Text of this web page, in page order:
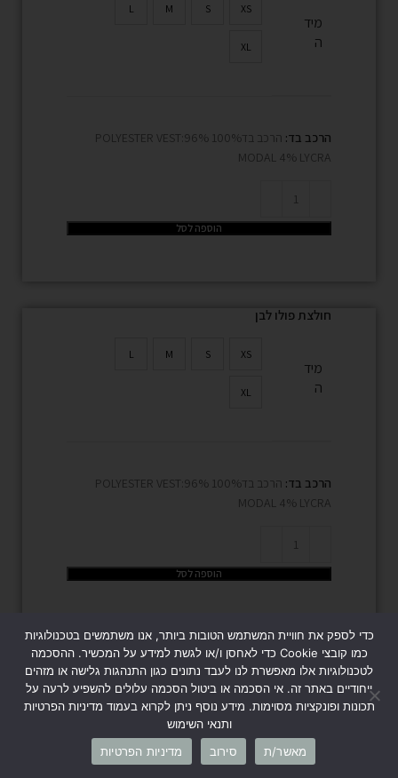
מיד
ה
XS
S
M
L
XL
הרכב בד:
הרכב בד100% POLYESTER VEST:96%
MODAL 4% LYCRA
הוספה לסל
חולצת פולו לבן
מיד
ה
XS
S
M
L
XL
הרכב בד:
הרכב בד100% POLYESTER VEST:96%
MODAL 4% LYCRA
הוספה לסל
שמלת בייסיק בז’
מיד
M
XL
כדי לספק את חוויית המשתמש הטובות ביותר, אנו משתמשים בטכנולוגיות
כמו קובצי Cookie כדי לאחסן ו/או לגשת למידע על המכשיר. ההסכמה
לטכנולוגיות אלו מאפשרת לנו לעבד נתונים כגון התנהגות גלישה או מזהים
ייחודיים באתר זה. אי הסכמה או ביטול הסכמה עלולים להשפיע לרעה על
תכונות ופונקציות מסוימות. מידע נוסף ניתן לקרוא בעמוד מדיניות הפרטיות
ותנאי השימוש
מאשר/ת
סירוב מדיניות הפרטיות